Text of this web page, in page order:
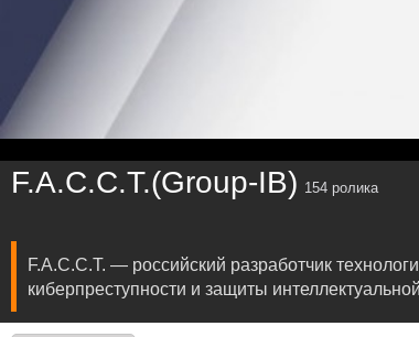
F.A.С.С.T.(Group-IB) 154 ролика
F.A.С.С.T. — российский разработчик
киберпреступности и защиты